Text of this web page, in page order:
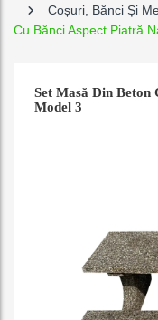
Coșuri, Bănci Și
Cu Bănci Aspect Piatră
Set Masă Din Beton
Model 3